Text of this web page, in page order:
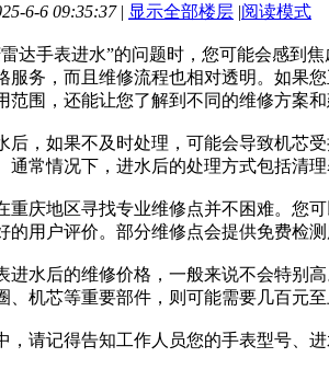
6-6 09:35:37 | 显示全部楼层 |阅读模式
达手表进水”的问题时，您可能会感到
服务，而且维修流程也相对透明。如果
范围，还能让您了解到不同的维修方案和
后，如果不及时处理，可能会导致机芯
通常情况下，进水后的处理方式包括清
重庆地区寻找专业维修点并不困难。您
的用户评价。部分维修点会提供免费检
进水后的维修价格，一般来说不会特别
、机芯等重要部件，则可能需要几百元
，请记得告知工作人员您的手表型号、